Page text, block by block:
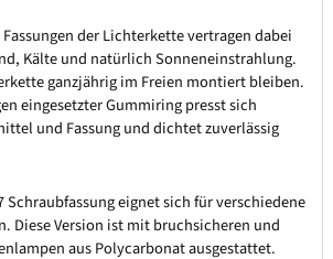
der Lichterkette vertragen dabei
Kälte und natürlich Sonneneinstrahlung.
ganzjährig im Freien montiert bleiben.
eingesetzter Gummiring presst sich
und Fassung und dichtet zuverlässig
Schraubfassung eignet sich für verschiedene
Diese Version ist mit bruchsicheren und
aus Polycarbonat ausgestattet.